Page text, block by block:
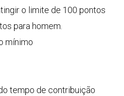
o limite de 100 pontos
para homem.
mínimo
tempo de contribuição